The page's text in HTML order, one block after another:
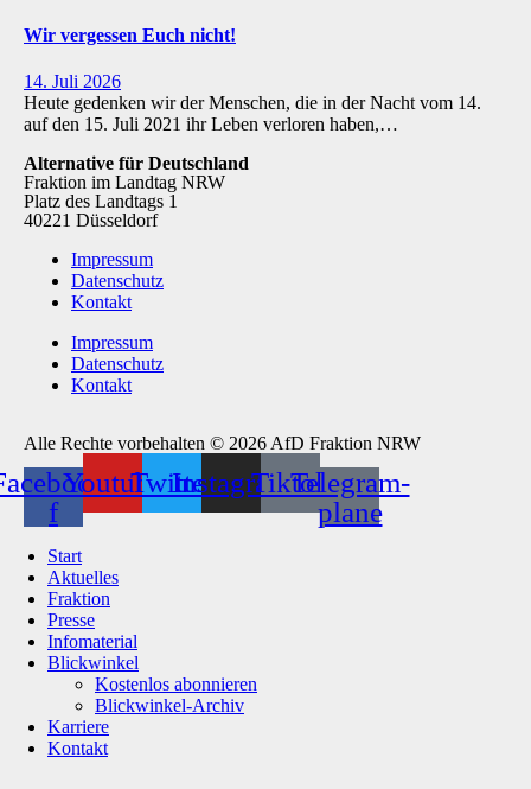
Wir vergessen Euch nicht!
14. Juli 2026
Heute gedenken wir der Menschen, die in der Nacht vom 14.
auf den 15. Juli 2021 ihr Leben verloren haben,…
Alternative für Deutschland
Fraktion im Landtag NRW
Platz des Landtags 1
40221 Düsseldorf
Impressum
Datenschutz
Kontakt
Impressum
Datenschutz
Kontakt
Alle Rechte vorbehalten © 2026 AfD Fraktion NRW
f
YoutubeTwitterInstagramTiktokTelegram-
plane
Start
Aktuelles
Fraktion
Presse
Infomaterial
Blickwinkel
Kostenlos abonnieren
Blickwinkel-Archiv
Karriere
Kontakt